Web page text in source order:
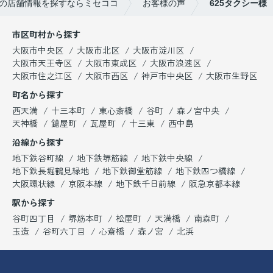
店舗情報を探すならミセココ お客様の声 625タクシー様
市区町村から探す
大阪市中央区
大阪市北区
大阪市淀川区
大阪市天王寺区
大阪市東成区
大阪市浪速区
大阪市住之江区
大阪市西区 神戸市中央区
大阪市生野区
町名から探す
西天満
十三本町 東心斎橋 谷町
森ノ宮中央
天神橋
鎗屋町 瓦屋町 十三東
西中島
沿線から探す
地下鉄谷町線
地下鉄堺筋線
地下鉄中央線
地下鉄長堀鶴見緑地
地下鉄御堂筋線
地下鉄四つ橋線
大阪環状線
京阪本線 地下鉄千日前線
阪急京都本線
駅から探す
谷町四丁目
堺筋本町 松屋町 天満橋
南森町
玉造
谷町六丁目 心斎橋 森ノ宮 北浜